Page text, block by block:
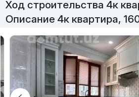
Ход строительства 4к
Описание 4к квартира,